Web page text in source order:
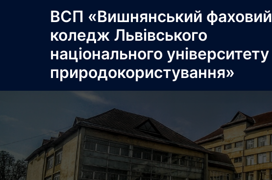
ВСП «Вишнянський фаховий
коледж Львівського
національного університету
природокористування»